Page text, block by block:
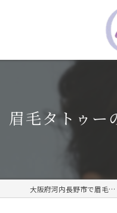
眉毛タトゥー
大阪府河内長野市で眉毛タトゥーならwill care サロン